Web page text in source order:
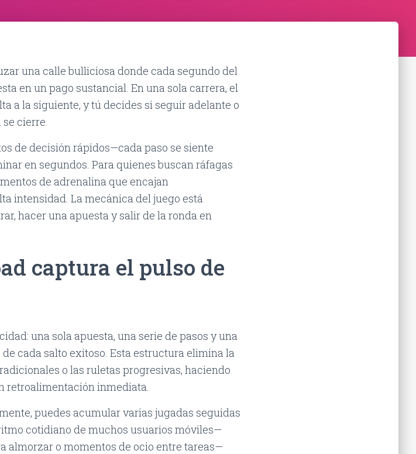
una calle bulliciosa donde cada segundo del
en un pago sustancial. En una sola carrera, el
a la siguiente, y tú decides si seguir adelante o
cierre.
de decisión rápidos—cada paso se siente
en segundos. Para quienes buscan ráfagas
de adrenalina que encajan
intensidad. La mecánica del juego está
hacer una apuesta y salir de la ronda en
captura el pulso de
una sola apuesta, una serie de pasos y una
cada salto exitoso. Esta estructura elimina la
o las ruletas progresivas, haciendo
retroalimentación inmediata.
puedes acumular varias jugadas seguidas
cotidiano de muchos usuarios móviles—
almorzar o momentos de ocio entre tareas—